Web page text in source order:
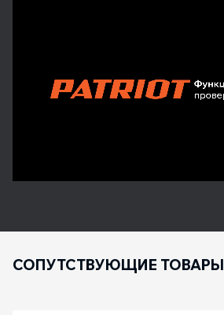
СОПУТСТВУЮЩИЕ ТОВАРЫ